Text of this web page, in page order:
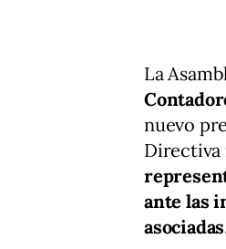
La
nuevo
Directiva
ante las
asociadas